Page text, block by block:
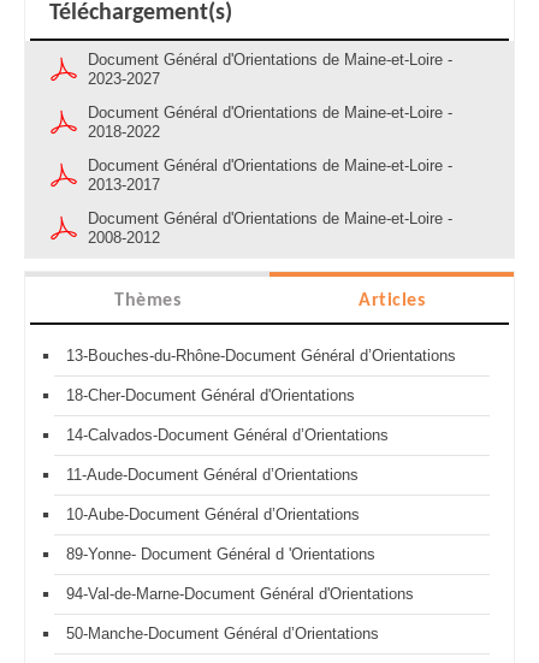
Téléchargement(s)
Document Général d'Orientations de Maine-et-Loire -
2023-2027
Document Général d'Orientations de Maine-et-Loire -
2018-2022
Document Général d'Orientations de Maine-et-Loire -
2013-2017
Document Général d'Orientations de Maine-et-Loire -
2008-2012
Thèmes Articles
13-Bouches-du-Rhône-Document Général d’Orientations
18-Cher-Document Général d'Orientations
14-Calvados-Document Général d’Orientations
11-Aude-Document Général d’Orientations
10-Aube-Document Général d’Orientations
89-Yonne- Document Général d 'Orientations
94-Val-de-Marne-Document Général d'Orientations
50-Manche-Document Général d’Orientations